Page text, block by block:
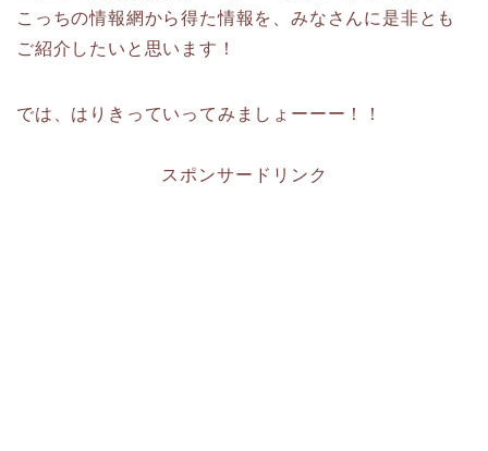
こっちの情報網から得た情報を、みなさんに是非とも
ご紹介したいと思います！
では、はりきっていってみましょーーー！！
スポンサードリンク